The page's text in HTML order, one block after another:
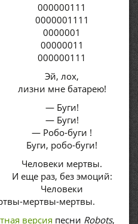
000000111
0000001111
0000001
00000011
000000111
Эй, лох,
лизни мне батарею!
— Буги!
— Буги!
— Робо-буги !
Буги, робо-буги!
Человеки мертвы.
И еще раз, без эмоций:
Человеки
мертвы-мертвы.
версия песни Robots,